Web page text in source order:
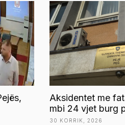
Aksidentet me
mbi 24 vjet burg
30 KORRIK, 2026